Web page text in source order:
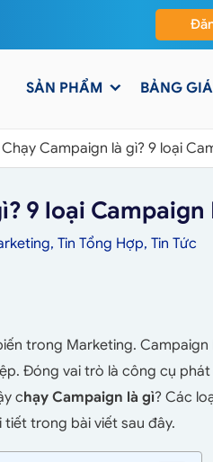
SẢN PHẨM BẢNG GIÁ
Chạy Campaign là gì? 9 loại
9 loại
, Tin Tổng Hợp, Tin Tức
trong Marketing.
Đóng vai trò là công cụ
chạy Campaign là gì? Các
tiết trong bài viết sau đây.